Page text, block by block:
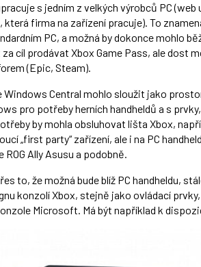
s jedním z velkých výrobců PC (web
která firma na zařízení pracuje). To
PC, a možná by dokonce mohlo
cíl prodávat Xbox Game Pass, ale dost
(Epic, Steam).
Windows Central mohlo sloužit jako
pro potřeby herních handheldů a s
by mohla obsluhovat lišta Xbox,
„first party“ zařízení, ale i na PC
Ally Asusu a podobně.
to, že možná bude blíž PC handheldu,
konzolí Xbox, stejně jako ovládací
Microsoft. Má být například k